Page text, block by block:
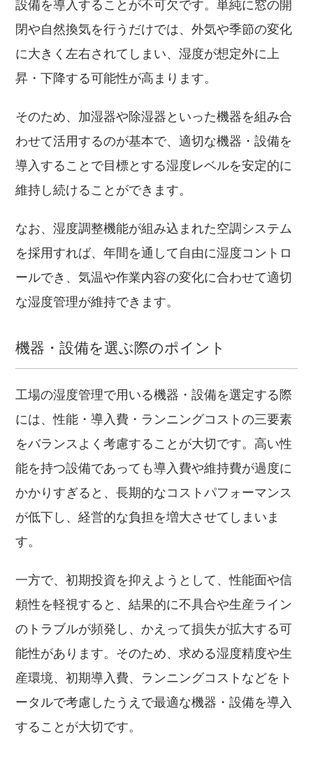
設備を導入することが不可欠です。単純に窓の開
閉や自然換気を行うだけでは、外気や季節の変化
に大きく左右されてしまい、湿度が想定外に上
昇・下降する可能性が高まります。
そのため、加湿器や除湿器といった機器を組み合
わせて活用するのが基本で、適切な機器・設備を
導入することで目標とする湿度レベルを安定的に
維持し続けることができます。
なお、湿度調整機能が組み込まれた空調システム
を採用すれば、年間を通して自由に湿度コントロ
ールでき、気温や作業内容の変化に合わせて適切
な湿度管理が維持できます。
機器・設備を選ぶ際のポイント
工場の湿度管理で用いる機器・設備を選定する際
には、性能・導入費・ランニングコストの三要素
をバランスよく考慮することが大切です。高い性
能を持つ設備であっても導入費や維持費が過度に
かかりすぎると、長期的なコストパフォーマンス
が低下し、経営的な負担を増大させてしまいま
す。
一方で、初期投資を抑えようとして、性能面や信
頼性を軽視すると、結果的に不具合や生産ライン
のトラブルが頻発し、かえって損失が拡大する可
能性があります。そのため、求める湿度精度や生
産環境、初期導入費、ランニングコストなどをト
ータルで考慮したうえで最適な機器・設備を導入
することが大切です。